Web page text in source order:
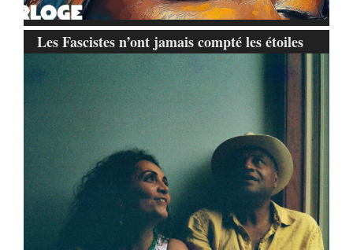
Les Fascistes n’ont jamais compté les étoiles